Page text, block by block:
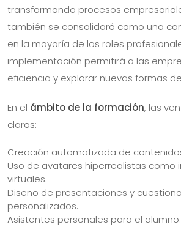
transformando procesos
también se consolidará como una
en la mayoría de los roles
implementación permitirá a las
eficiencia y explorar nuevas formas
En el ámbito de la formación, las
claras:
Creación automatizada de
Uso de avatares hiperrealistas como
virtuales.
Diseño de presentaciones y
personalizados.
Asistentes personales para el alumno.